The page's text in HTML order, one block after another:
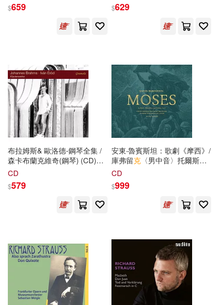
洛夫(21) 矢吹健太朗(21)
詹文明(21)
（俄羅斯）克雷洛夫(21)
（奧）克里斯蒂娜·涅斯特林格(21)
（美）弗拉基米爾·納博科夫(21)
故宮博物館(20)
袁博(20)
北京聯合出版公司(165)
華夏出版社(165)
世界圖書出版公司北京公司(162)
高等教育出版社(159)
新星出版社(155)
吉林出版集團有限責任公司(151)
/ The Musical Treasures of
Leufsta Bruk (III))
$659
(Kristian Bezuidenhout, Pablo
Heras-Casado / Mendelssohn:
Piano Concerto No. 2 &
$629
布拉姆斯& 歐洛德-鋼琴全集 /
森卡布蘭克維奇(鋼琴) (CD)
(Johannes Brahms & Ivan
Brankovic(piano))
CD
$579
安東‧魯賓斯坦：歌劇《摩西》/
庫弗留克 〈男中音〉托爾斯坦‧
克爾〈男高音〉多布拉切娃
高音〉萊絲〈女高音〉
科夫斯基〈男高音〉 米哈伊爾‧
尤羅夫斯基〈指揮〉波蘭青年
POLISH SINFONIA
IUVENTUS ORCHESTRA
(POSI) MICHAIL JUROWSKI
3CD)
CD
$999